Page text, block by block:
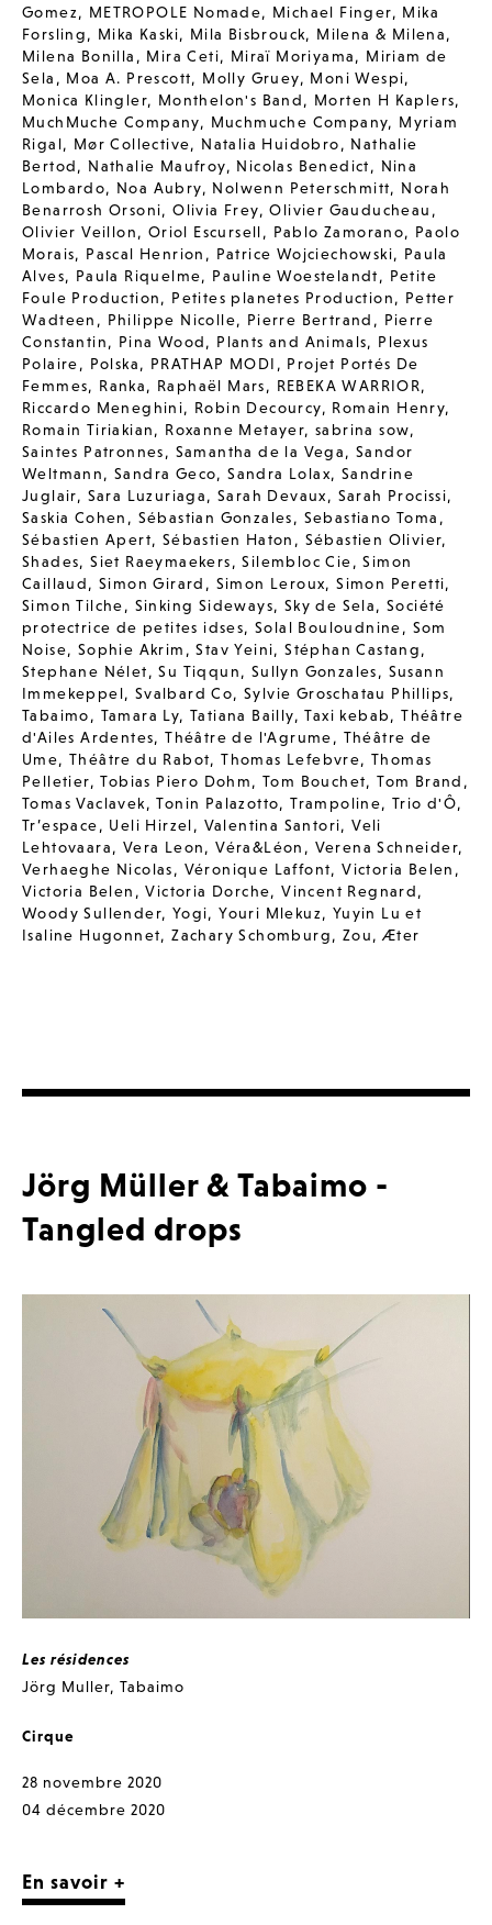
Gomez, METROPOLE Nomade, Michael Finger, Mika
Forsling, Mika Kaski, Mila Bisbrouck, Milena & Milena,
Milena Bonilla , Mira Ceti, Miraï Moriyama, Miriam de
Sela , Moa A. Prescott, Molly Gruey, Moni Wespi,
Monica Klingler, Monthelon's Band, Morten H Kaplers,
MuchMuche Company, Muchmuche Company, Myriam
Rigal, Mør Collective,Natalia Huidobro,Nathalie
Bertod,Nathalie Maufroy,Nicolas Benedict, Nina
Lombardo,Noa Aubry,Nolwenn Peterschmitt,Norah
Benarrosh Orsoni,Olivia Frey,Olivier Gauducheau ,
Olivier Veillon, Oriol Escursell, Pablo Zamorano, Paolo
Morais, Pascal Henrion , Patrice Wojciechowski, Paula
Alves, Paula Riquelme, Pauline Woestelandt, Petite
Foule Production, Petites planetes Production, Petter
Wadteen , Philippe Nicolle, Pierre Bertrand , Pierre
Constantin, Pina Wood, Plants and Animals, Plexus
Polaire, Polska, PRATHAP MODI , Projet Portés De
Femmes, Ranka, Raphaël Mars, REBEKA WARRIOR,
Riccardo Meneghini, Robin Decourcy, Romain Henry,
Romain Tiriakian, Roxanne Metayer,sabrina sow,
Saintes Patronnes, Samantha de la Vega,Sandor
Weltmann,Sandra Geco,Sandra Lolax, Sandrine
Juglair, Sara Luzuriaga,Sarah Devaux, Sarah Procissi,
Saskia Cohen , Sébastian Gonzales, Sebastiano Toma ,
Sébastien Apert, Sébastien Haton , Sébastien Olivier,
Shades,Siet Raeymaekers,Silembloc Cie,Simon
Caillaud,Simon Girard , Simon Leroux,Simon Peretti,
Simon Tilche, Sinking Sideways, Sky de Sela,Société
protectrice de petites idses,Solal Bouloudnine, Som
Noise, Sophie Akrim ,Stav Yeini,Stéphan Castang,
Stephane Nélet,Su Tiqqun, Sullyn Gonzales, Susann
Immekeppel, Svalbard Co,Sylvie Groschatau Phillips,
Tabaimo, Tamara Ly,Tatiana Bailly,Taxi kebab,Théâtre
d'Ailes Ardentes,Théâtre de l'Agrume, Théâtre de
Ume,Théâtre du Rabot,Thomas Lefebvre,Thomas
Pelletier,Tobias Piero Dohm,Tom Bouchet,Tom Brand ,
Tomas Vaclavek,Tonin Palazotto,Trampoline,Trio d'Ô,
Tr’espace, Ueli Hirzel, Valentina Santori,Veli
Lehtovaara, Vera Leon,Véra&Léon , Verena Schneider,
Verhaeghe Nicolas, Véronique Laffont,Victoria Belen ,
Victoria Belen ,Victoria Dorche,Vincent Regnard,
Woody Sullender, Yogi,Youri Mlekuz, Yuyin Lu et
Isaline Hugonnet,Zachary Schomburg, Zou, Æter
Jörg Müller & Tabaimo -
Tangled drops
Les résidences
Jörg Muller, Tabaimo
Cirque
28 novembre 2020
04 décembre 2020
En savoir +